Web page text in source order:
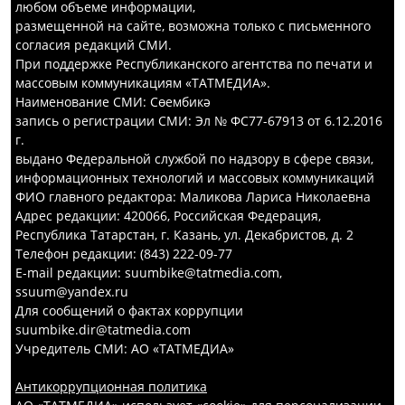
любом объеме информации,
размещенной на сайте, возможна только с письменного
согласия редакций СМИ.
При поддержке Республиканского агентства по печати и
массовым коммуникациям «ТАТМЕДИА».
Наименование СМИ: Сөембикә
запись о регистрации СМИ: Эл № ФС77-67913 от 6.12.2016
г.
выдано Федеральной службой по надзору в сфере связи,
информационных технологий и массовых коммуникаций
ФИО главного редактора: Маликова Лариса Николаевна
Адрес редакции: 420066, Российская Федерация,
Республика Татарстан, г. Казань, ул. Декабристов, д. 2
Телефон редакции: (843) 222-09-77
E-mail редакции: suumbike@tatmedia.com,
ssuum@yandex.ru
Для сообщений о фактах коррупции
suumbike.dir@tatmedia.com
Учредитель СМИ: АО «ТАТМЕДИА»
Антикоррупционная политика